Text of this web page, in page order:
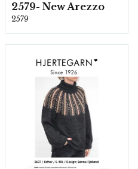
2579- New Arezzo
2579